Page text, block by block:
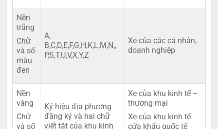
Nền
trắng
Chữ
và số
màu
đen
A,
B,C,D,E,F,G,H,K,L,M,N,,
P,S,T,U,V,X,Y,Z
Xe của các cá nhân,
doanh nghiệp
Nền
vàng
Chữ
và số
Ký hiệu địa phương
đăng ký và hai chữ
viết tắt của khu kinh
Xe của khu kinh tế –
thương mại
Xe của khu kinh tế
cửa khẩu quốc tế